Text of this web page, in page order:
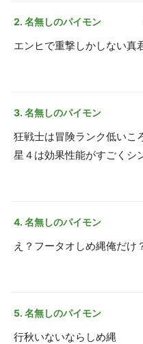
2. 名無しのパイモン
エンヒで重撃しかしない真
3. 名無しのパイモン
狂戦士は冒険ランク低いこ
星４は効果性能がすごくシ
4. 名無しのパイモン
え？フータオしめ縄俺だけ
5. 名無しのパイモン
行秋いないならしめ縄